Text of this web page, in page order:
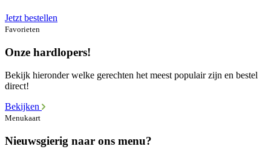
Jetzt bestellen
Favorieten
Onze hardlopers!
Bekijk hieronder welke gerechten het meest populair zijn en bestel
direct!
Bekijken
Menukaart
Nieuwsgierig naar ons menu?